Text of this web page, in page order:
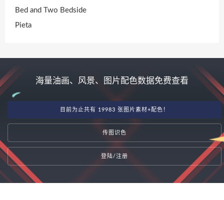
Bed and Two Bedside
Pieta
海量油画、风景、图片配色数据免费查看
目前为止共有 19983 张图片素材+配色！
传图识色
登陆/注册